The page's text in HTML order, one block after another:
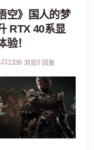
空》国人的梦
RTX 40系显
！
1338 浏览0 回复